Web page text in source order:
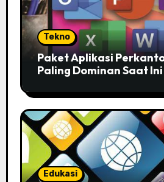
Tekno
Paket Aplikasi
Paling Dominan Saat
Anda!
Edukasi